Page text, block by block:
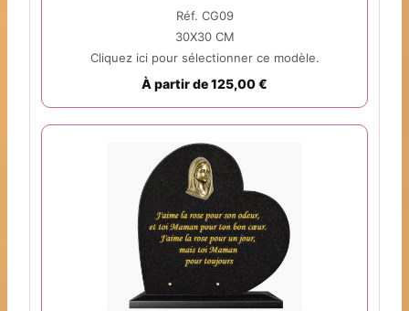
Réf. CG09
30X30 CM
Cliquez ici pour sélectionner ce modèle.
À partir de 125,00 €